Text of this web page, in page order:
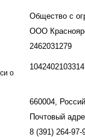
Общество с
ООО
2462031279
о
660004,
Почтовый
8 (391) 264-